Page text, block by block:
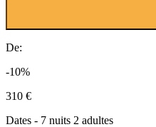
De:
-10%
310 €
Dates - 7 nuits 2 adultes